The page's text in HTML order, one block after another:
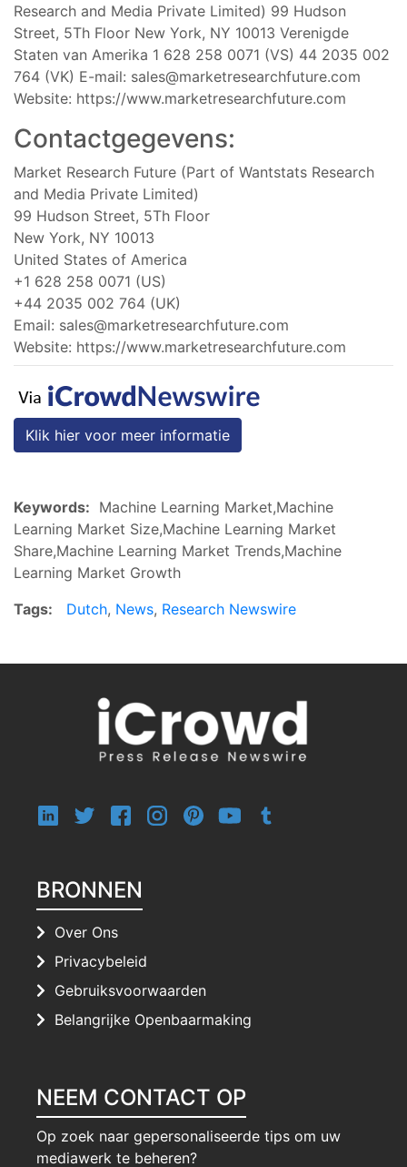
Research and Media Private Limited) 99 Hudson
Street, 5Th Floor New York, NY 10013 Verenigde
Staten van Amerika 1 628 258 0071 (VS) 44 2035 002
764 (VK) E-mail: sales@marketresearchfuture.com
Website: https://www.marketresearchfuture.com
Contactgegevens:
Market Research Future (Part of Wantstats Research
and Media Private Limited)
99 Hudson Street, 5Th Floor
New York, NY 10013
United States of America
+1 628 258 0071 (US)
+44 2035 002 764 (UK)
Email: sales@marketresearchfuture.com
Website: https://www.marketresearchfuture.com
Klik hier voor meer informatie
Keywords: Machine Learning Market,Machine
Learning Market Size,Machine Learning Market
Share,Machine Learning Market Trends,Machine
Learning Market Growth
Tags:
Dutch, News, Research Newswire
BRONNEN
Over Ons
Privacybeleid
Gebruiksvoorwaarden
Belangrijke Openbaarmaking
NEEM CONTACT OP
Op zoek naar gepersonaliseerde tips om uw
mediawerk te beheren?